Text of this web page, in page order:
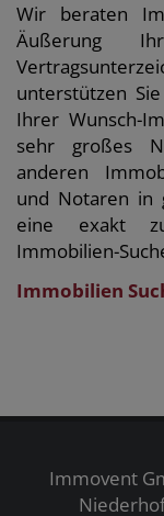
Wir beraten
Äußerung
unterstützen
Ihrer Wunsch-
sehr großes
anderen
und Notaren in
eine exakt
Immobilien-
Immobilien
Immovent